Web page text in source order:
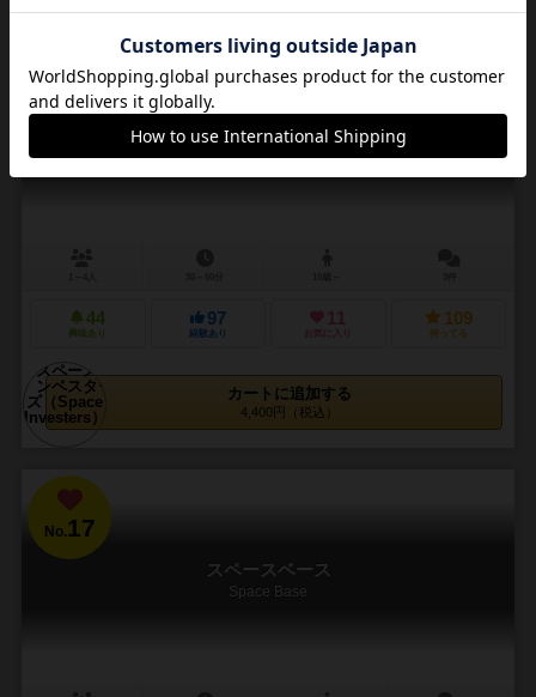
No.16
スペースインベスターズ
Space Investers
44
興味あり
97
経験あり
11
お気に入り
109
持ってる
カートに追加する
4,400円（税込）
No.17
スペースベース
Space Base